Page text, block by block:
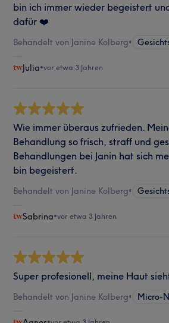
bin ich immer wieder begeistert
dafür ❤️
Behandelt von Janine Kolberg•
Julia•vor etwa 3 Jahren
Wie immer überaus zufrieden.
Behandlung so frisch, straff und
Behandlungen bei Janin hat sich
bin begeistert.
Behandelt von Janine Kolberg•
Sabrina•vor etwa 3 Jahren
Super profesionell, meine Haut
Behandelt von Janine Kolberg• Micro-